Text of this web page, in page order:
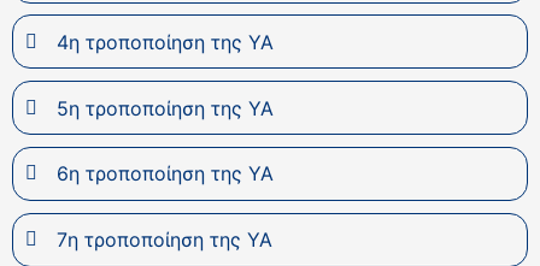
4η τροποποίηση της ΥΑ
5η τροποποίηση της ΥΑ
6η τροποποίηση της ΥΑ
7η τροποποίηση της ΥΑ